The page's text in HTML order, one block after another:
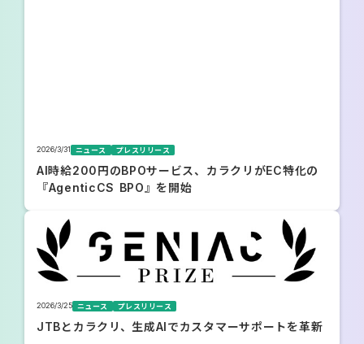
ニュース プレスリリース
2026/3/31
AI時給200円のBPOサービス、カラクリがEC特化の
『AgenticCS BPO』を開始
ニュース プレスリリース
2026/3/25
JTBとカラクリ、生成AIでカスタマーサポートを革新